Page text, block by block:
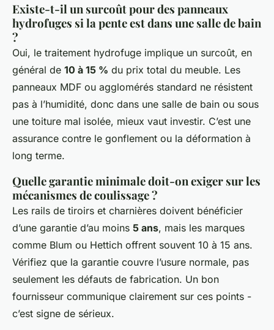
Existe-t-il un surcoût pour des panneaux
hydrofuges si la pente est dans une salle de bain
?
Oui, le traitement hydrofuge implique un surcoût, en
général de 10 à 15 % du prix total du meuble. Les
panneaux MDF ou agglomérés standard ne résistent
pas à l’humidité, donc dans une salle de bain ou sous
une toiture mal isolée, mieux vaut investir. C’est une
assurance contre le gonflement ou la déformation à
long terme.
Quelle garantie minimale doit-on exiger sur les
mécanismes de coulissage ?
Les rails de tiroirs et charnières doivent bénéficier
d’une garantie d’au moins 5 ans, mais les marques
comme Blum ou Hettich offrent souvent 10 à 15 ans.
Vérifiez que la garantie couvre l’usure normale, pas
seulement les défauts de fabrication. Un bon
fournisseur communique clairement sur ces points -
c’est signe de sérieux.